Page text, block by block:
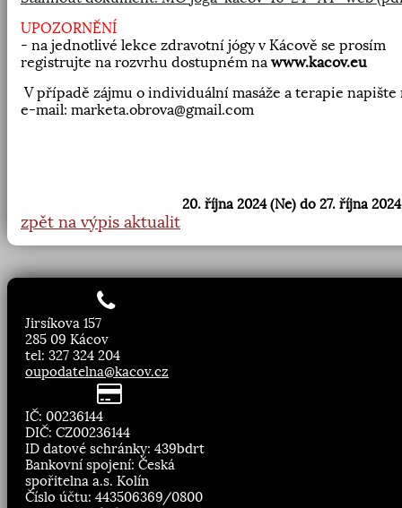
UPOZORNĚNÍ
- na jednotlivé lekce zdravotní jógy v Kácově se prosím
registrujte na rozvrhu dostupném na www.kacov.eu
V případě zájmu o individuální masáže a terapie napište
e-mail: marketa.obrova@gmail.com
20. října 2024 (Ne) do 27. října
zpět na výpis aktualit
Jirsíkova 157
285 09 Kácov
tel: 327 324 204
oupodatelna@kacov.cz
IČ: 00236144
DIČ: CZ00236144
ID datové schránky: 439bdrt
Bankovní spojení: Česká
spořitelna a.s. Kolín
Číslo účtu: 443506369/0800